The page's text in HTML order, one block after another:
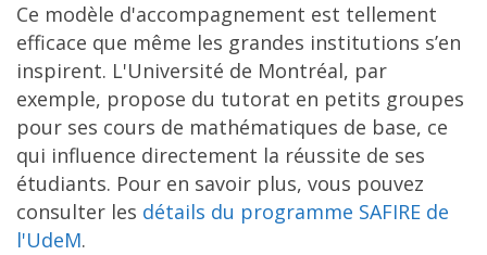
Ce modèle d'accompagnement est tellement
efficace que même les grandes institutions s’en
inspirent. L'Université de Montréal, par
exemple, propose du tutorat en petits groupes
pour ses cours de mathématiques de base, ce
qui influence directement la réussite de ses
étudiants. Pour en savoir plus, vous pouvez
consulter les détails du programme SAFIRE de
l'UdeM.